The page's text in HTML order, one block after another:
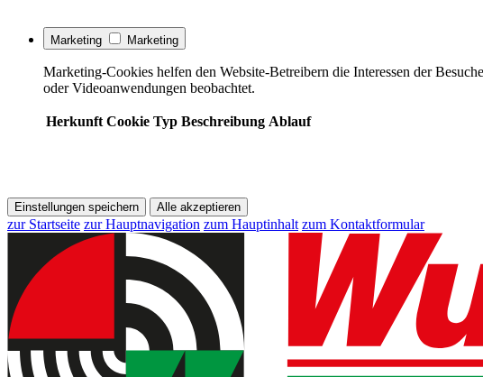
Marketing Marketing
Marketing-Cookies helfen den Website-Betreibern die Interessen der
oder Videoanwendungen beobachtet.
Herkunft Cookie Typ Beschreibung Ablauf
Einstellungen speichern Alle akzeptieren
zur Startseite zur Hauptnavigation zum Hauptinhalt zum Kontaktformular